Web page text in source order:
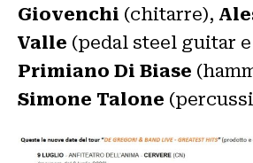
Giovenchi (chitarre),
Valle (pedal steel guitar
Primiano Di Biase
Simone Talone